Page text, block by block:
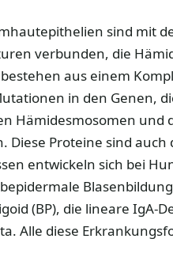
sind mit
verbunden, die
aus einem
in den Genen,
Hämidesmosomen und
Diese Proteine sind auch
entwickeln sich bei
(BP), die lineare IgA-
Alle diese